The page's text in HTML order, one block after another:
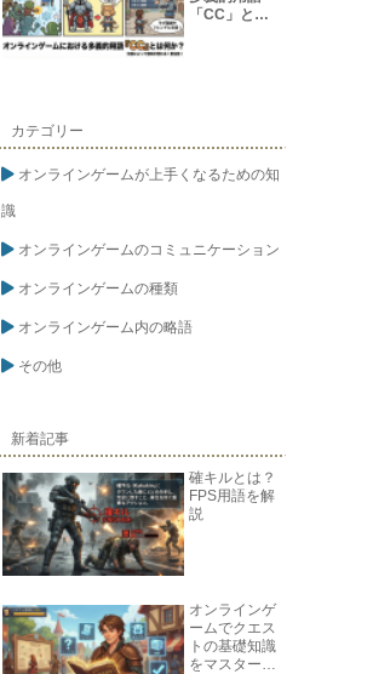
「CC」とは
カテゴリー
オンラインゲームが上手くなるための知
識
オンラインゲームのコミュニケーション
オンラインゲームの種類
オンラインゲーム内の略語
その他
新着記事
確キルとは？
FPS用語を解
説
オンラインゲ
ームでクエス
トの基礎知識
をマスターし